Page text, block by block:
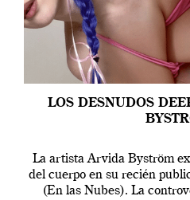
LOS DESNUDOS
La artista Arvida Byström
del cuerpo en su recién
(En las Nubes). La